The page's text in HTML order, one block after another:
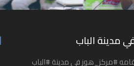
مدينة الباب
#مركز_هوز في مدينة #الباب